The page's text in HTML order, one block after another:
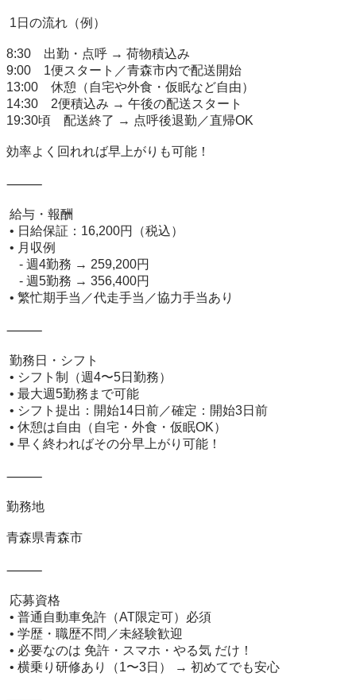
8:30　出勤・点呼 → 荷物積込み
9:00　1便スタート／青森市内で配送開始
13:00　休憩（自宅や外食・仮眠など自由）
14:30　2便積込み → 午後の配送スタート
19:30頃　配送終了 → 点呼後退勤／直帰OK
効率よく回れれば早上がりも可能！
⸻
- 週4勤務 → 259,200円
- 週5勤務 → 356,400円
⸻
⸻
勤務地
青森県青森市
⸻